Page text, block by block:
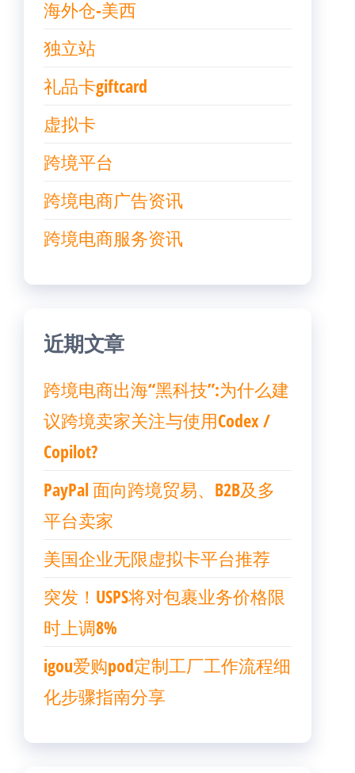
海外仓-美西
独立站
礼品卡giftcard
虚拟卡
跨境平台
跨境电商广告资讯
跨境电商服务资讯
近期文章
跨境电商出海“黑科技”:为什么建
议跨境卖家关注与使用Codex /
Copilot?
PayPal 面向跨境贸易、B2B及多
平台卖家
美国企业无限虚拟卡平台推荐
突发！USPS将对包裹业务价格限
时上调8%
igou爱购pod定制工厂工作流程细
化步骤指南分享